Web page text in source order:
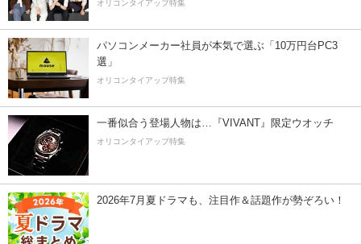
オリコンタイアップ特集
パソコンメーカー社員が本気で選ぶ「10万円台PC3
選」
オリコンタイアップ特集
一番似合う登場人物は…『VIVANT』限定ウオッチ
オリコンタイアップ特集
2026年7月夏ドラマも、注目作＆話題作が勢ぞろい！